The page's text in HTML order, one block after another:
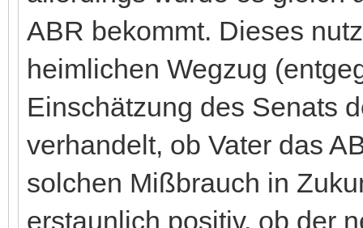
ABR bekommt. Dieses
heimlichen Wegzug
Einschätzung des Senats
verhandelt, ob Vater das
solchen Mißbrauch in
erstaunlich positiv, ob der